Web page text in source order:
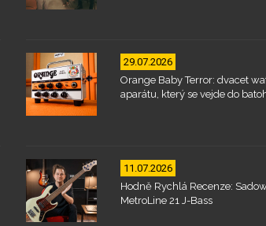
29.07.2026
Orange Baby Terror: dvacet
aparátu, který se vejde do
11.07.2026
Hodně Rychlá Recenze:
MetroLine 21 J-Bass